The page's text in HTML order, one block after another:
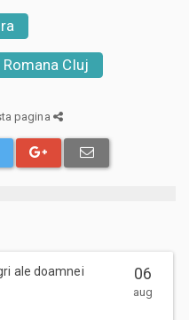
Cluj
pagina
ale doamnei
06
aug